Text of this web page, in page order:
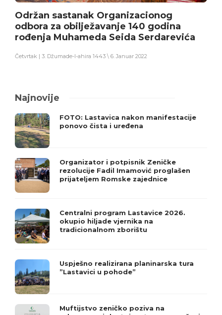
Održan sastanak Organizacionog
odbora za obilježavanje 140 godina
rođenja Muhameda Seida Serdarevića
Četvrtak | 3. Džumade-l-ahira 1443 \ 6. Januar 2022
Najnovije
FOTO: Lastavica nakon manifestacije
ponovo čista i uređena
Organizator i potpisnik Zeničke
rezolucije Fadil Imamović proglašen
prijateljem Romske zajednice
Centralni program Lastavice 2026.
okupio hiljade vjernika na
tradicionalnom zborištu
Uspješno realizirana planinarska tura
”Lastavici u pohode”
Muftijstvo zeničko poziva na